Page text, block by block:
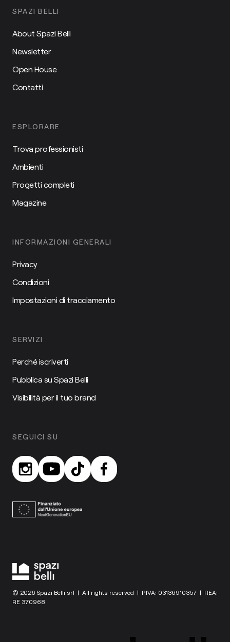
SPAZI BELLI
About Spazi Belli
Newsletter
Open House
Contatti
ESPLORARE
Trova professionisti
Ambienti
Progetti completi
Magazine
INFORMAZIONI GENERALI
Privacy
Condizioni
Impostazioni di tracciamento
SERVIZI
Perché iscriverti
Pubblica su Spazi Belli
Visibilità per il tuo brand
SEGUICI SU
© 2026 Spazi Belli srl | All rights reserved | P.IVA: 03136910357 | REA:
RE 370968